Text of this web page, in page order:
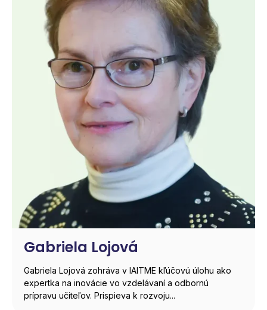
Gabriela Lojová
Gabriela Lojová zohráva v IAITME kľúčovú úlohu ako
expertka na inovácie vo vzdelávaní a odbornú
prípravu učiteľov. Prispieva k rozvoju...